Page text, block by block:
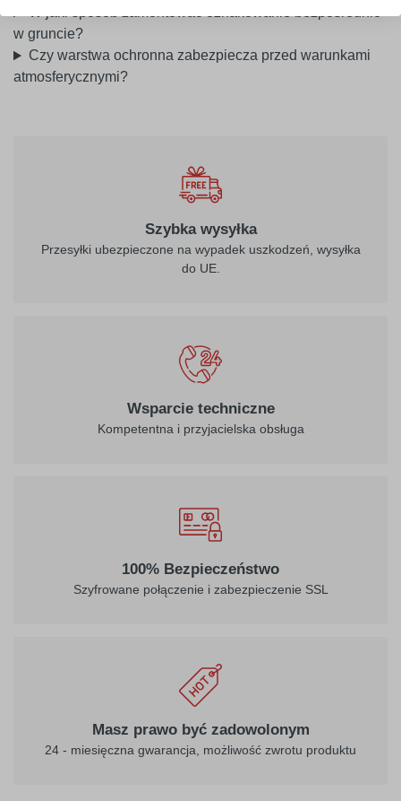
w gruncie?
Czy warstwa ochronna zabezpiecza przed warunkami
atmosferycznymi?
Szybka wysyłka
Przesyłki ubezpieczone na wypadek uszkodzeń, wysyłka
do UE.
Wsparcie techniczne
Kompetentna i przyjacielska obsługa
100% Bezpieczeństwo
Szyfrowane połączenie i zabezpieczenie SSL
Masz prawo być zadowolonym
24 - miesięczna gwarancja, możliwość zwrotu produktu